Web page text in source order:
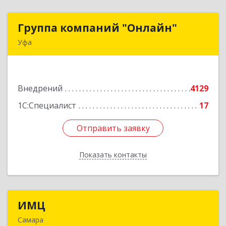
Группа компаний "Онлайн"
Уфа
Внедрений
4129
1С:Специалист
17
Отправить заявку
Показать контакты
Группа компаний "Онлайн"
Подробнее
Отправить заявку
Назад
ИМЦ
Самара